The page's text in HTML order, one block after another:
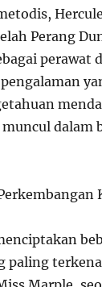
Perang
perawat
dalam
paling